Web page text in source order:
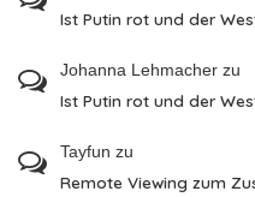
Ist Putin rot und der
Johanna Lehmacher zu
Ist Putin rot und der
Tayfun zu
Remote Viewing zum